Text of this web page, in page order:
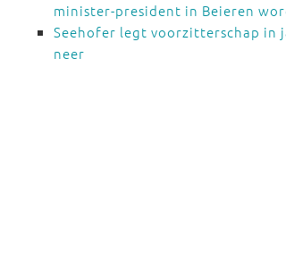
minister-president in Beieren
Seehofer legt voorzitterschap in
neer